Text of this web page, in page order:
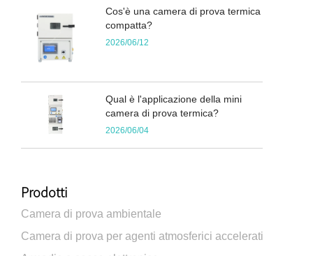
Cos'è una camera di prova termica
compatta?
2026/06/12
Qual è l'applicazione della mini
camera di prova termica?
2026/06/04
Prodotti
Camera di prova ambientale
Camera di prova per agenti atmosferici accelerati